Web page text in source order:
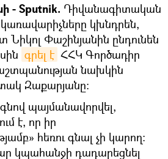
- Sputnik. Դիվանագիտական
կխնդրեն,
Փաշինյանին ընդունեն
գրել է ՀՀԿ Գործադիր
նախկին
Զաքարյանը։
պայմանավորվել,
է, որ իր
հեռու գնալ չի կարող։
կպահանջի դադարեցնել